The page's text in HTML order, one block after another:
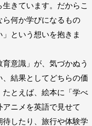
きています。だからこ
何か学びになるもの
という想いを抱きま
意識」が、気づかぬう
結果としてどちらの価
とえば、絵本に「学べ
ニメを英語で見せて
待したり、旅行や体験学